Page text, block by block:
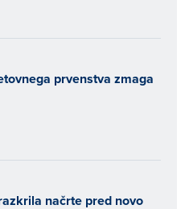
prvenstva zmaga
načrte pred novo